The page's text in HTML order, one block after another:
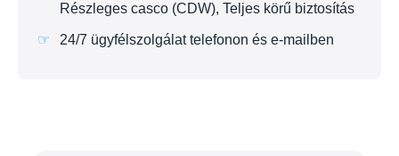
Részleges casco (CDW), Teljes körű biztosítás
24/7 ügyfélszolgálat telefonon és e-mailben